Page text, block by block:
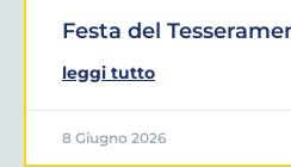
Festa del
leggi tutto
8 Giugno 2026